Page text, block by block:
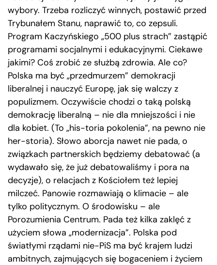
wybory. Trzeba rozliczyć winnych, postawić przed
Trybunałem Stanu, naprawić to, co zepsuli.
Program Kaczyńskiego „500 plus strach” zastąpić
programami socjalnymi i edukacyjnymi. Ciekawe
jakimi? Coś zrobić ze służbą zdrowia. Ale co?
Polska ma być „przedmurzem” demokracji
liberalnej i nauczyć Europę, jak się walczy z
populizmem. Oczywiście chodzi o taką polską
demokrację liberalną – nie dla mniejszości i nie
dla kobiet. (To „his-toria pokolenia”, na pewno nie
her-storia). Słowo aborcja nawet nie pada, o
związkach partnerskich będziemy debatować (a
wydawało się, że już debatowaliśmy i pora na
decyzje), o relacjach z Kościołem też lepiej
milczeć. Panowie rozmawiają o klimacie – ale
tylko politycznym. O środowisku – ale
Porozumienia Centrum. Pada też kilka zaklęć z
użyciem słowa „modernizacja”. Polska pod
światłymi rządami nie-PiS ma być krajem ludzi
ambitnych, zajmujących się bogaceniem i życiem